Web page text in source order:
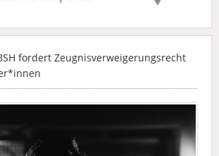
fordert Zeugnisverweigerungsrecht